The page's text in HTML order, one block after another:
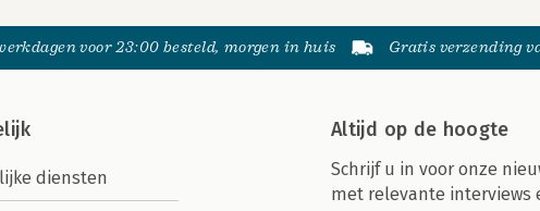
voor 23:00 besteld, morgen in huis Gratis verzending
diensten
Altijd op de hoogte
Schrijf u in voor onze
met relevante interviews